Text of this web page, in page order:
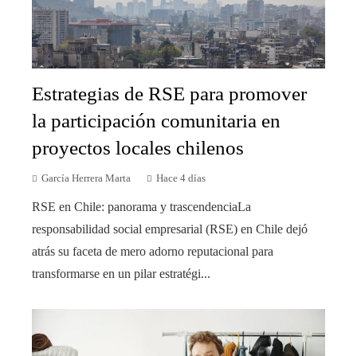
Estrategias de RSE para promover
la participación comunitaria en
proyectos locales chilenos
García Herrera Marta Hace 4 días
RSE en Chile: panorama y trascendenciaLa
responsabilidad social empresarial (RSE) en Chile dejó
atrás su faceta de mero adorno reputacional para
transformarse en un pilar estratégi...